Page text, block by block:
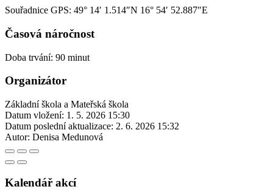
Souřadnice GPS: 49° 14′ 1.514″N 16° 54′ 52.887″E
Časová náročnost
Doba trvání: 90 minut
Organizátor
Základní škola a Mateřská škola
Datum vložení: 1. 5. 2026 15:30
Datum poslední aktualizace: 2. 6. 2026 15:32
Autor: Denisa Medunová
Kalendář akcí